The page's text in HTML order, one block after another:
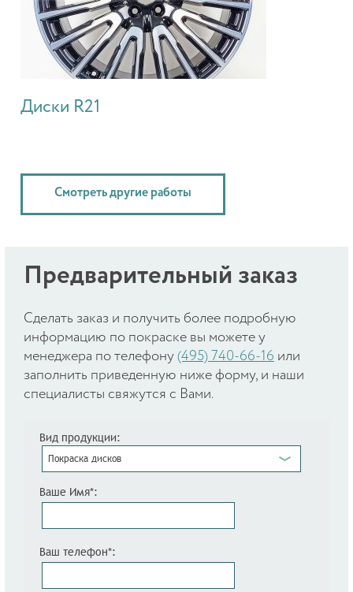
Диски R21
Смотреть другие работы
Предварительный заказ
Cделать заказ и получить более подробную
информацию по покраске вы можете у
менеджера по телефону (495) 740-66-16 или
заполнить приведенную ниже форму, и наши
специалисты свяжутся с Вами.
Вид продукции:
Покраска дисков
Ваше Имя*:
Ваш телефон*: